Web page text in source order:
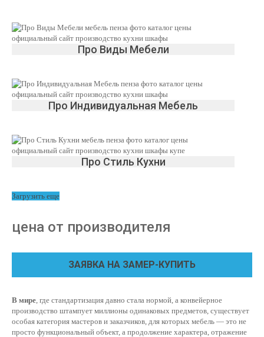
Про Виды Мебели
Про Индивидуальная Мебель
Про Стиль Кухни
Загрузить еще
цена от производителя
ЗАЯВКА НА ЗАМЕР-КУПИТЬ
В мире, где стандартизация давно стала нормой, а конвейерное
производство штампует миллионы одинаковых предметов, существует
особая категория мастеров и заказчиков, для которых мебель — это не
просто функциональный объект, а продолжение характера, отражение